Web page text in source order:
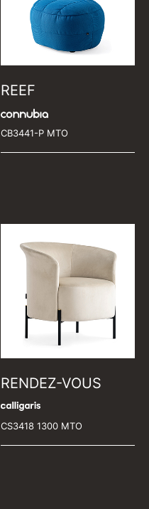
REEF
CB3441-P MTO
RENDEZ-VOUS
CS3418 1300 MTO